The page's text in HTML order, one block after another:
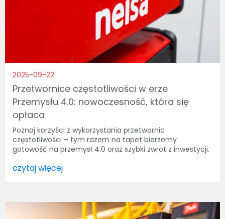
2025-09-22
Przetwornice częstotliwości w erze
Przemysłu 4.0: nowoczesność, która się
opłaca
Poznaj korzyści z wykorzystania przetwornic
częstotliwości – tym razem na tapet bierzemy
gotowość na przemysł 4.0 oraz szybki zwrot z inwestycji.
czytaj więcej